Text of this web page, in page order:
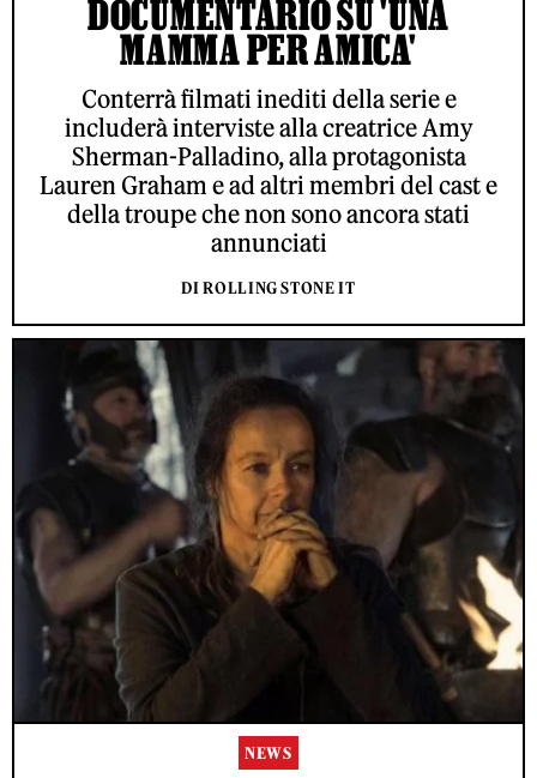
DOCUMENTARIO SU 'UNA
MAMMA PER AMICA'
Conterrà filmati inediti della serie e
includerà interviste alla creatrice Amy
Sherman-Palladino, alla protagonista
Lauren Graham e ad altri membri del cast e
della troupe che non sono ancora stati
annunciati
DI ROLLING STONE IT
NEWS